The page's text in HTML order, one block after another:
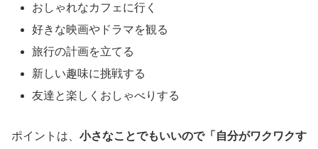
おしゃれなカフェに行く
好きな映画やドラマを観る
旅行の計画を立てる
新しい趣味に挑戦する
友達と楽しくおしゃべりする
ポイントは、 小さなことでもいいので「自分がワクワクす